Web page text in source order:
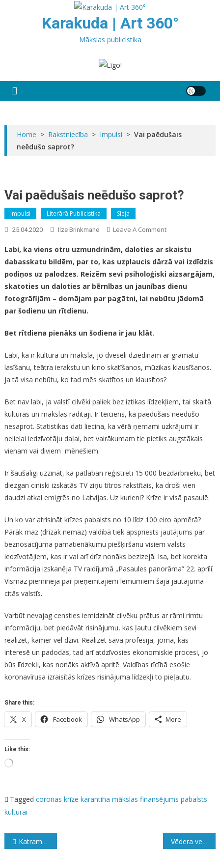
Karakuda | Art 360°
Mākslas publicistika
Home > Rakstniecība > Impulsi > Vai paēdušais
neēdušo saprot?
Vai paēdušais neēdušo saprot?
Impulsi Literārā Publicistika Sleja
25.04.2020 Ilze Brinkmane Leave A CommentOn
Paēdušais
Neēdušo
Saprot?
Labi, ka viens otru uzmundrinām, daloties ar skaistu
dabasskatu bildēm, par to, kas uzplaucis dārzā vai izdīdzis
podiņos uz palodzes. Reizēm sevi psiholoģiski aizsargājam,
skatoties un daloties ar bērnības un jaunības dienu
fotogrāfijām – domājam par pagātni, lai nebūtu jādomā
par šodienu un rītdienu.
Bet rītdiena pienāks un šodiena ir jau klāt.
Labi, ka ir kultūra un māksla, jo dvēseli dziedinām ar grāmatu
lasīšanu, teātra ierakstu un kino skatīšanos, mūzikas klausīšanos.
Ja tā visa nebūtu, ko tad mēs skatītos un klausītos?
Bet nav labi, ja valstī cilvēki paliek bez iztikas līdzekļiem, tai skaitā
kultūras un mākslas radītāji. Ir teiciens, ka paēdušais neēdušo
nesaprot. Statistikas dati liecina, ka vērā ņemami uzkrājumi ir
nelielai iedzīvotāju daļai, bet vairākumam tie pietiks augstākais
vienam vai diviem mēnešiem.
Ir šaušalīgi uzzināt, ka patlaban reģistrēti 15 000 bezdarbnieku, bet
diezgan ciniski izskatās TV ziņu titros rakstītais, ka droši vien
daudzi atkal emigrēs no Latvijas. Uz kurieni? Krīze ir visā pasaulē.
Un ko var atrisināt krīzes pabalsts no 10 līdz 100 eiro apmērā?
Pārāk maz (drīzāk nemaz) valdībā tiek apspriests jautājums par
beznosacījuma pamatienākumu piešķiršanu visiem valsts
iedzīvotājiem, kas ir vai arī drīz nonāks bezizejā. Īsa, bet korekta
informācija izskanēja TV raidījumā „Pasaules panorāma” 22. aprīlī.
Vismaz pieminēja par pieņemtajiem lēmumiem šajā jautājumā
citās valstīs.
Varbūt nevajag censties iemidzināt cilvēku prātus ar rāmi rimtu
informāciju, bet piedāvāt risinājumu, kas ļautu cilvēkiem sevi
realizēt, kamēr vēl dzīvi. Realizēt savā profesijā, jomā, kas
interesē un padodas, tad arī atdzīvosies ekonomiskie procesi, jo
būs līdzekļi, kas nonāks aktīvā apritē. Valdības rīcībā esošie
koronavīrusa izraisītās krīzes risinājuma līdzekļi to pieļautu.
Share this:
X Facebook WhatsApp More
Like this:
Loading…
Tagged coronas krīze karantīna mākslas finansējums pabalsts
kultūrai
Ziņu
Katram bērnam vajag mammu un tēti Vēdera vergi